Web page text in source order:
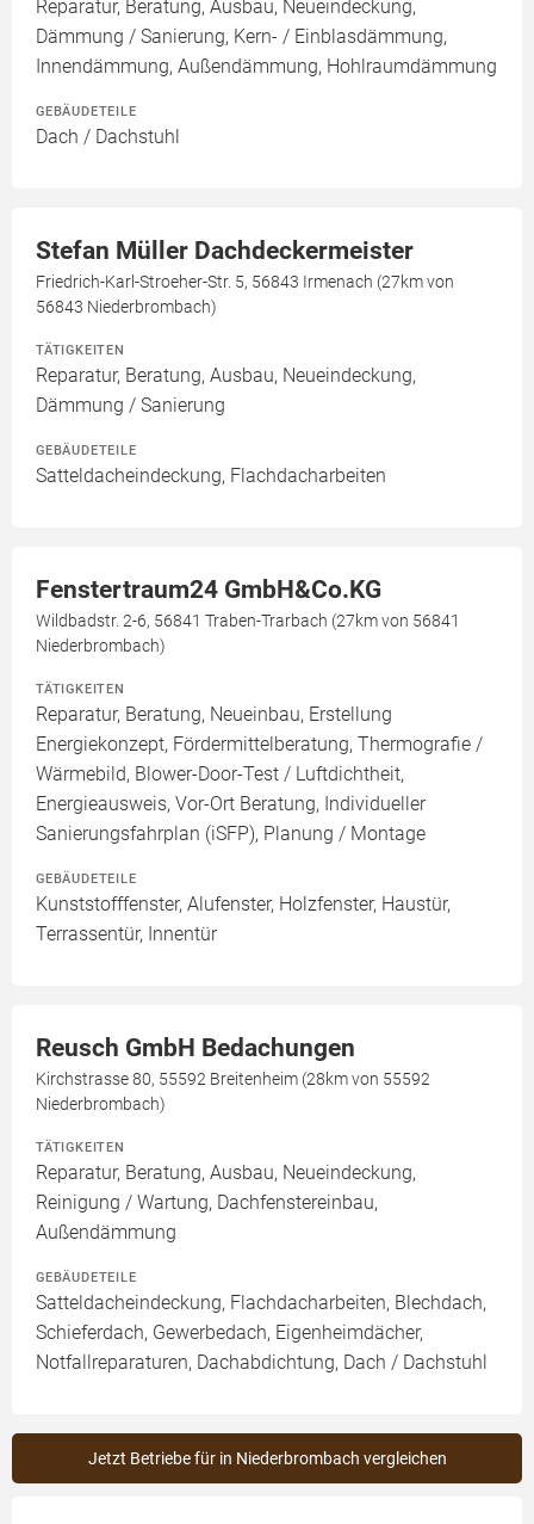
Reparatur, Beratung, Ausbau, Neueindeckung,
Dämmung / Sanierung, Kern- / Einblasdämmung,
Innendämmung, Außendämmung, Hohlraumdämmung
GEBÄUDETEILE
Dach / Dachstuhl
Stefan Müller Dachdeckermeister
Friedrich-Karl-Stroeher-Str. 5, 56843 Irmenach (27km von
56843 Niederbrombach)
TÄTIGKEITEN
Reparatur, Beratung, Ausbau, Neueindeckung,
Dämmung / Sanierung
GEBÄUDETEILE
Satteldacheindeckung, Flachdacharbeiten
Fenstertraum24 GmbH&Co.KG
Wildbadstr. 2-6, 56841 Traben-Trarbach (27km von 56841
Niederbrombach)
TÄTIGKEITEN
Reparatur, Beratung, Neueinbau, Erstellung
Energiekonzept, Fördermittelberatung, Thermografie /
Wärmebild, Blower-Door-Test / Luftdichtheit,
Energieausweis, Vor-Ort Beratung, Individueller
Sanierungsfahrplan (iSFP), Planung / Montage
GEBÄUDETEILE
Kunststofffenster, Alufenster, Holzfenster, Haustür,
Terrassentür, Innentür
Reusch GmbH Bedachungen
Kirchstrasse 80, 55592 Breitenheim (28km von 55592
Niederbrombach)
TÄTIGKEITEN
Reparatur, Beratung, Ausbau, Neueindeckung,
Reinigung / Wartung, Dachfenstereinbau,
Außendämmung
GEBÄUDETEILE
Satteldacheindeckung, Flachdacharbeiten, Blechdach,
Schieferdach, Gewerbedach, Eigenheimdächer,
Notfallreparaturen, Dachabdichtung, Dach / Dachstuhl
Jetzt Betriebe für in Niederbrombach vergleichen